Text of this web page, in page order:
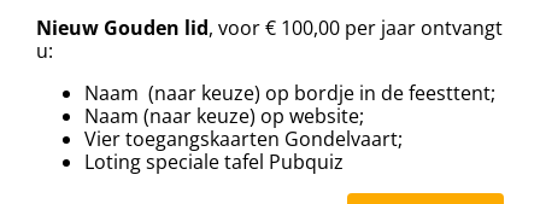
Nieuw Gouden lid, voor € 100,00 per jaar ontvangt
u:
Naam (naar keuze) op bordje in de feesttent;
Naam (naar keuze) op website;
Vier toegangskaarten Gondelvaart;
⁠⁠Loting speciale tafel Pubquiz